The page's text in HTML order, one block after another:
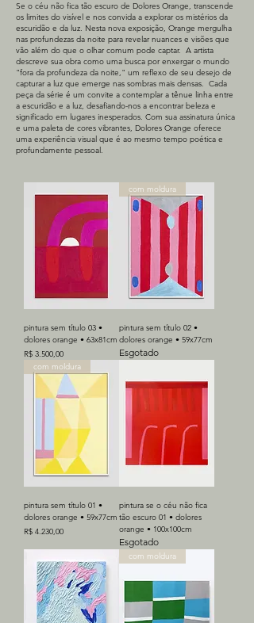
Se o céu não fica tão escuro de Dolores Orange, transcende
os limites do visível e nos convida a explorar os mistérios da
escuridão e da luz. Nesta nova exposição, Orange mergulha
nas profundezas da noite para revelar nuances e visões que
vão além do que o olhar comum pode captar. ​ A artista
descreve sua obra como uma busca por enxergar o mundo
"fora da profundeza da noite," um reflexo de seu desejo de
capturar a luz que emerge nas sombras mais densas. Cada
peça da série é um convite a contemplar a tênue linha entre
a escuridão e a luz, desafiando-nos a encontrar beleza e
significado em lugares inesperados. Com sua assinatura única
e uma paleta de cores vibrantes, Dolores Orange oferece
uma experiência visual que é ao mesmo tempo poética e
profundamente pessoal.
pintura sem título 03 •
dolores orange • 63x81cm
Preço
R$ 3.500,00
com moldura
pintura sem título 02 •
dolores orange • 59x77cm
Esgotado
com moldura
pintura sem título 01 •
dolores orange • 59x77cm
Preço
R$ 4.230,00
pintura se o céu não fica
tão escuro 01 • dolores
orange • 100x100cm
Esgotado
com moldura